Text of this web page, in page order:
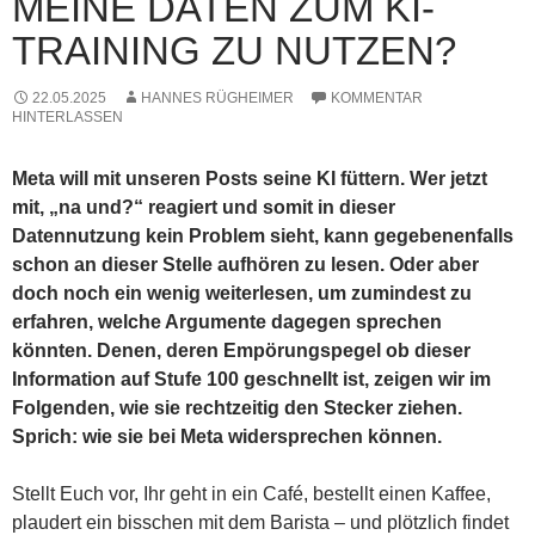
TRAINING ZU NUTZEN?
22.05.2025 HANNES RÜGHEIMER
KOMMENTAR
HINTERLASSEN
Meta will mit unseren Posts seine KI füttern. Wer jetzt
mit, „na und?“ reagiert und somit in dieser
Datennutzung kein Problem sieht, kann gegebenenfalls
schon an dieser Stelle aufhören zu lesen. Oder aber
doch noch ein wenig weiterlesen, um zumindest zu
erfahren, welche Argumente dagegen sprechen
könnten. Denen, deren Empörungspegel ob dieser
Information auf Stufe 100 geschnellt ist, zeigen wir im
Folgenden, wie sie rechtzeitig den Stecker ziehen.
Sprich: wie sie bei Meta widersprechen können.
Stellt Euch vor, Ihr geht in ein Café, bestellt einen Kaffee,
plaudert ein bisschen mit dem Barista – und plötzlich findet